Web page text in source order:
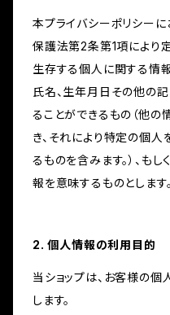
本プライバシーポリシーに
保護法第2条第1項により
生存する個人に関する情
氏名、生年月日その他の
ることができるもの（他
き、それにより特定の個人
るものを含みます。）、も
報を意味するものとします。
2. 個人情報の利用目的
当ショップは、お客様の
します。